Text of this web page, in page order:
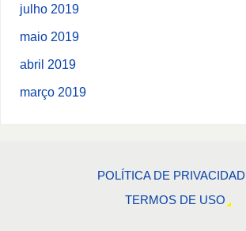
julho 2019
maio 2019
abril 2019
março 2019
POLÍTICA DE
TERMOS DE USO